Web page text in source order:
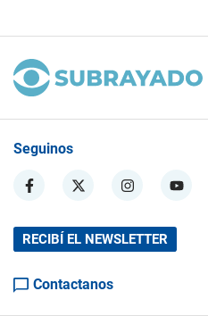
Seguinos
RECIBÍ EL NEWSLETTER
Contactanos